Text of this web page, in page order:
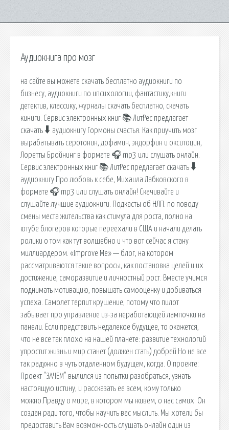
Аудиокнига про мозг
на сайте вы можете скачать бесплатно аудиокниги по
бизнесу, аудиокниги по ипсихологии, фантастику,книги
детектив, классику, журналы скачать бесплатно, скачать
киниги. Сервис электронных книг 📚 ЛитРес предлагает
скачать 🠳 аудиокнигу Гормоны счастья. Как приучить мозг
вырабатывать серотонин, дофамин, эндорфин и окситоцин,
Лоретты Бройнинг в формате 🎧 mp3 или слушать онлайн.
Сервис электронных книг 📚 ЛитРес предлагает скачать 🠳
аудиокнигу Про любовь к себе, Михаила Лабковского в
формате 🎧 mp3 или слушать онлайн! Скачивайте и
слушайте лучшие аудиокниги. Подкасты об НЛП. по поводу
смены места жительства как стимула для роста, полно на
ютубе блогеров которые переехали в США и начали делать
ролики о том как тут волшебно и что вот сейчас я стану
миллиардером. «Improve Me» — блог, на котором
рассматриваются такие вопросы, как постановка целей и их
достижение, саморазвитие и личностный рост. Вместе учимся
поднимать мотивацию, повышать самооценку и добиваться
успеха. Самолет терпит крушение, потому что пилот
забывает про управление из-за неработающей лампочки на
панели. Если представить недалекое будущее, то окажется,
что не все так плохо на нашей планете: развитие технологий
упростит жизнь и мир станет (должен стать) добрей Но не все
так радужно в чуть отдаленном будущем, когда. О проекте:
Проект "ЗАЧЕМ" вылился из попытки разобраться, узнать
настоящую истину, и рассказать ее всем, кому только
можно.Правду о мире, в котором мы живем, о нас самих. Он
создан ради того, чтобы научить вас мыслить. Мы хотели бы
предоставить Вам возможность слушать онлайн один из